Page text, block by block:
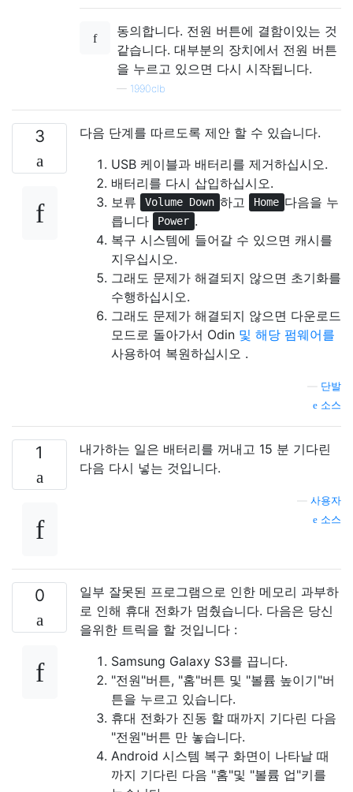
동의합니다. 전원 버튼에 결함이있는 것
같습니다. 대부분의 장치에서 전원 버튼
을 누르고 있으면 다시 시작됩니다.
— 1990clb
3
다음 단계를 따르도록 제안 할 수 있습니다.
USB 케이블과 배터리를 제거하십시오.
배터리를 다시 삽입하십시오.
보류
Volume Down 하고 Home 다음을 누
릅니다
Power .
복구 시스템에 들어갈 수 있으면 캐시를
지우십시오.
그래도 문제가 해결되지 않으면 초기화를
수행하십시오.
그래도 문제가 해결되지 않으면 다운로드
모드로 돌아가서 Odin 및 해당 펌웨어를
사용하여 복원하십시오 .
단발
소스
1
내가하는 일은 배터리를 꺼내고 15 분 기다린
다음 다시 넣는 것입니다.
사용자
소스
0
일부 잘못된 프로그램으로 인한 메모리 과부하
로 인해 휴대 전화가 멈췄습니다. 다음은 당신
을위한 트릭을 할 것입니다 :
Samsung Galaxy S3를 끕니다.
"전원"버튼, "홈"버튼 및 "볼륨 높이기"버
튼을 누르고 있습니다.
휴대 전화가 진동 할 때까지 기다린 다음
"전원"버튼 만 놓습니다.
Android 시스템 복구 화면이 나타날 때
까지 기다린 다음 "홈"및 "볼륨 업"키를